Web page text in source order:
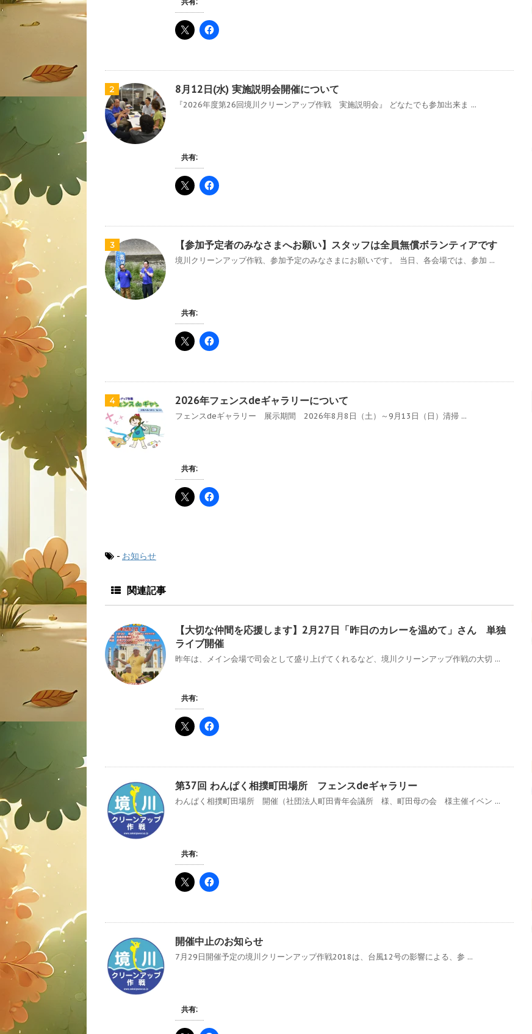
2 8月12日(水) 実施説明会開催について
『2026年度第26回境川クリーンアップ作戦 実施説明会』 どなたでも参加出来ま ...
共有:
3 【参加予定者のみなさまへお願い】スタッフは全員無償ボランティアです
境川クリーンアップ作戦、参加予定のみなさまにお願いです。 当日、各会場では、参加 ...
共有:
4 2026年フェンスdeギャラリーについて
フェンスdeギャラリー 展示期間 2026年8月8日（土）～9月13日（日）清掃 ...
共有:
- お知らせ
関連記事
【大切な仲間を応援します】2月27日「昨日のカレーを温めて」さん 単独
ライブ開催
昨年は、メイン会場で司会として盛り上げてくれるなど、境川クリーンアップ作戦の大切 ...
共有:
第37回 わんぱく相撲町田場所 フェンスdeギャラリー
わんぱく相撲町田場所 開催（社団法人町田青年会議所 様、町田母の会 様主催イベン ...
共有:
開催中止のお知らせ
7月29日開催予定の境川クリーンアップ作戦2018は、台風12号の影響による、参 ...
共有: